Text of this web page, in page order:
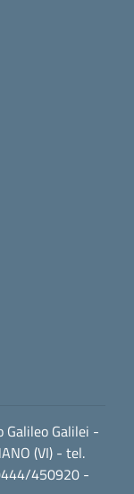
Galileo Galilei -
(VI) - tel.
450920 -